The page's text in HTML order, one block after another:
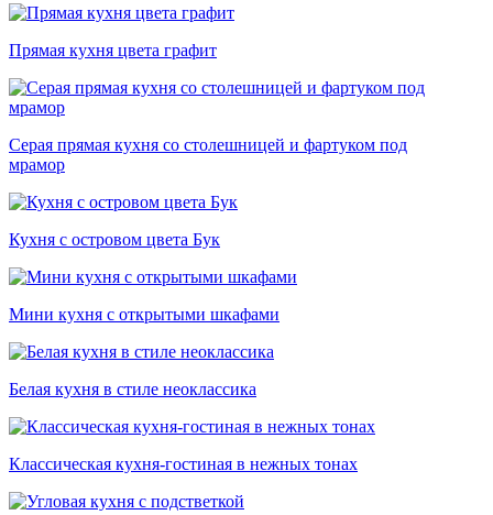
Прямая кухня цвета графит
Серая прямая кухня со столешницей и фартуком под
мрамор
Кухня с островом цвета Бук
Мини кухня с открытыми шкафами
Белая кухня в стиле неоклассика
Классическая кухня-гостиная в нежных тонах